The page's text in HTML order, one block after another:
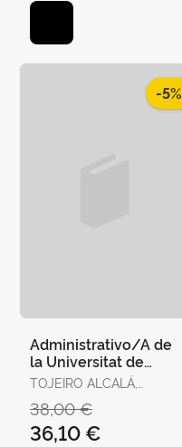
-5%
Administrativo/A de
la Universitat de
València. Temario,
Test y Supuestos
Prácti
TOJEIRO ALCALÁ,
38,00 €
36,10 €